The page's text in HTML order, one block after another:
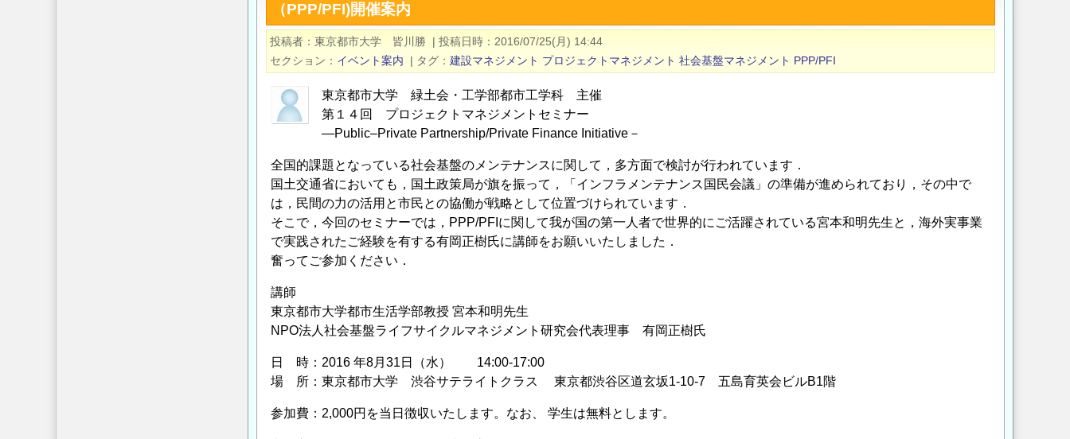
大
学
緑
土
会・
工
都
市
工
学
科
主
催
第
15
プ
ロ
ジ
（PPP/PFI)開催案内
投稿者 東京都市大学 皆川勝 | 投稿日時
2016/07/25(月) 14:44
セクション
イベント案内 | タグ 建設マネジメント プロジェクトマネジメント 社会基盤マネジメント PPP/PFI
東京都市大学 緑土会・工学部都市工学科 主催
第１４回 プロジェクトマネジメントセミナー
―Public–Private Partnership/Private Finance Initiative－
全国的課題となっている社会基盤のメンテナンスに関して，多方面で検討が行われています．
国土交通省においても，国土政策局が旗を振って，「インフラメンテナンス国民会議」の準備が進められており，その中で
は，民間の力の活用と市民との協働が戦略として位置づけられています．
そこで，今回のセミナーでは，PPP/PFIに関して我が国の第一人者で世界的にご活躍されている宮本和明先生と，海外実事業
で実践されたご経験を有する有岡正樹氏に講師をお願いいたしました．
奮ってご参加ください．
講師
東京都市大学都市生活学部教授 宮本和明先生
NPO法人社会基盤ライフサイクルマネジメント研究会代表理事 有岡正樹氏
日 時：2016 年8月31日（水） 14:00-17:00
場 所：東京都市大学 渋谷サテライトクラス 東京都渋谷区道玄坂1-10-7 五島育英会ビルB1階
参加費：2,000円を当日徴収いたします。なお、 学生は無料とします。